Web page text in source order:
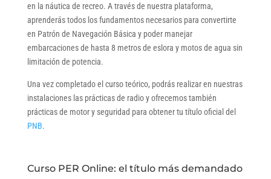
en la náutica de recreo. A través de nuestra plataforma,
aprenderás todos los fundamentos necesarios para convertirte
en Patrón de Navegación Básica y poder manejar
embarcaciones de hasta 8 metros de eslora y motos de agua sin
limitación de potencia.
Una vez completado el curso teórico, podrás realizar en nuestras
instalaciones las prácticas de radio y ofrecemos también
prácticas de motor y seguridad para obtener tu título oficial del
PNB.
Curso PER Online: el título más demandado